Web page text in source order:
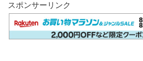
スポンサーリンク